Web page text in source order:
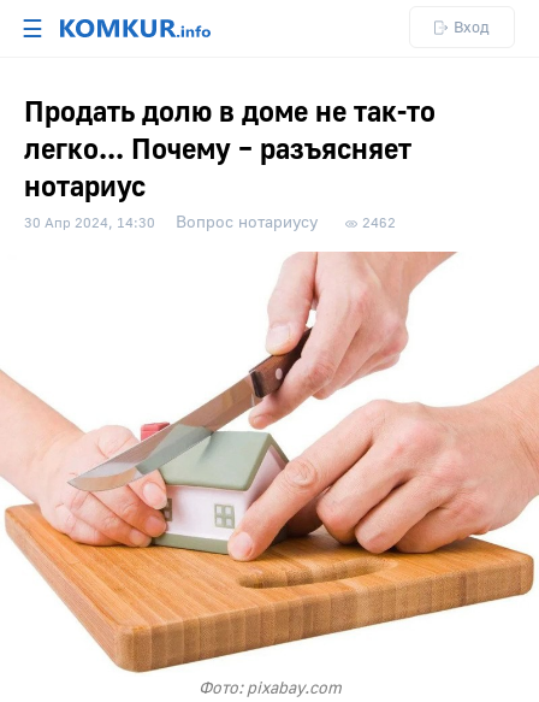
☰ Вход
Продать долю в доме не так-то
легко... Почему – разъясняет
нотариус
30 Апр 2024, 14:30 Вопрос нотариусу 2462
Фото: pixabay.com